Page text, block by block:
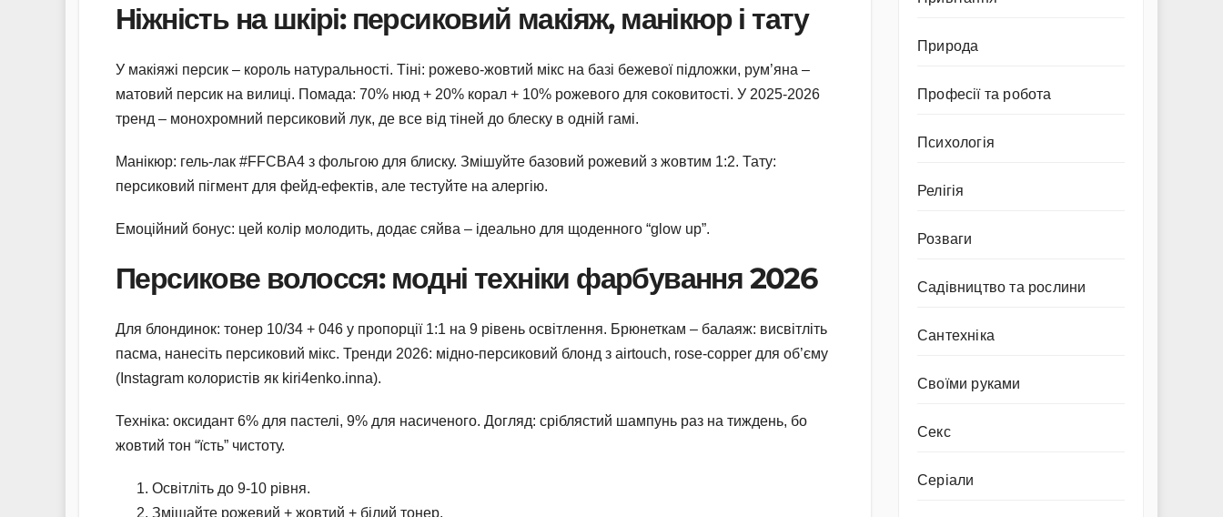
Ніжність на шкірі: персиковий макіяж, манікюр і тату
У макіяжі персик – король натуральності. Тіні: рожево-жовтий мікс на базі бежевої підложки, рум’яна –
матовий персик на вилиці. Помада: 70% нюд + 20% корал + 10% рожевого для соковитості. У 2025-2026
тренд – монохромний персиковий лук, де все від тіней до блеску в одній гамі.
Манікюр: гель-лак #FFCBA4 з фольгою для блиску. Змішуйте базовий рожевий з жовтим 1:2. Тату:
персиковий пігмент для фейд-ефектів, але тестуйте на алергію.
Емоційний бонус: цей колір молодить, додає сяйва – ідеально для щоденного “glow up”.
Персикове волосся: модні техніки фарбування 2026
Для блондинок: тонер 10/34 + 046 у пропорції 1:1 на 9 рівень освітлення. Брюнеткам – балаяж: висвітліть
пасма, нанесіть персиковий мікс. Тренди 2026: мідно-персиковий блонд з airtouch, rose-copper для об’єму
(Instagram колористів як kiri4enko.inna).
Техніка: оксидант 6% для пастелі, 9% для насиченого. Догляд: сріблястий шампунь раз на тиждень, бо
жовтий тон “їсть” чистоту.
Освітліть до 9-10 рівня.
Змішайте рожевий + жовтий + білий тонер.
Природа
Професії та робота
Психологія
Релігія
Розваги
Садівництво та рослини
Сантехніка
Своїми руками
Секс
Серіали